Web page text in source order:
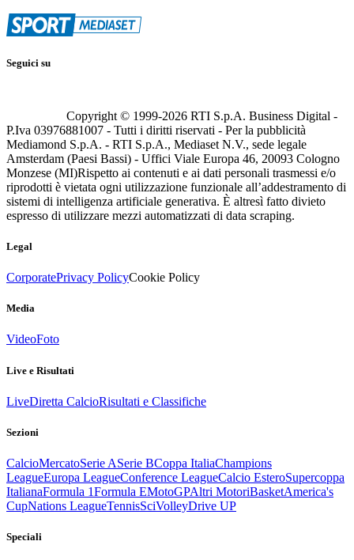
Seguici su
Copyright © 1999-2026 RTI S.p.A. Business Digital -
P.Iva 03976881007 - Tutti i diritti riservati - Per la pubblicità
Mediamond S.p.A. - RTI S.p.A., Mediaset N.V., sede legale
Amsterdam (Paesi Bassi) - Uffici Viale Europa 46, 20093 Cologno
Monzese (MI)Rispetto ai contenuti e ai dati personali trasmessi e/o
riprodotti è vietata ogni utilizzazione funzionale all’addestramento di
sistemi di intelligenza artificiale generativa. È altresì fatto divieto
espresso di utilizzare mezzi automatizzati di data scraping.
Legal
CorporatePrivacy PolicyCookie Policy
Media
VideoFoto
Live e Risultati
LiveDiretta CalcioRisultati e Classifiche
Sezioni
CalcioMercatoSerie ASerie BCoppa ItaliaChampions
LeagueEuropa LeagueConference LeagueCalcio EsteroSupercoppa
ItalianaFormula 1Formula EMotoGPAltri MotoriBasketAmerica's
CupNations LeagueTennisSciVolleyDrive UP
Speciali